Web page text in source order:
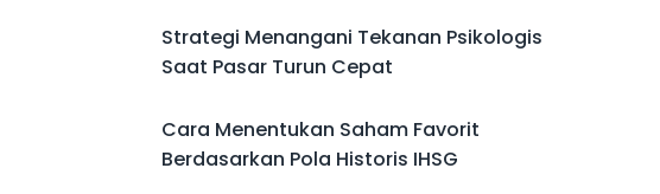
Strategi Menangani Tekanan Psikologis
Saat Pasar Turun Cepat
Cara Menentukan Saham Favorit
Berdasarkan Pola Historis IHSG